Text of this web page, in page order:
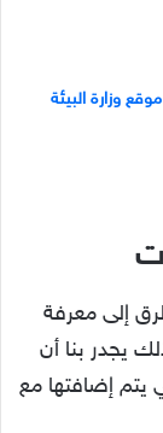
وزارة البيئة
إلى معرفة
ولكن قبل ذلك يجدر بنا أن
يتم إضافتها مع